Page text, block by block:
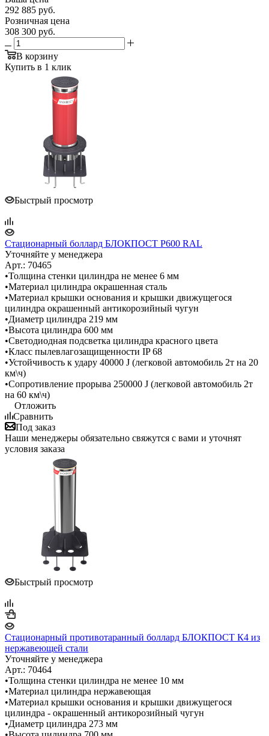
292 885 руб.
Розничная цена
308 300 руб.
В корзину
Купить в 1 клик
Быстрый просмотр
Стационарный боллард БЛОКПОСТ P600 RAL
Уточняйте у менеджера
Арт.: 70465
•Толщина стенки цилиндра не менее 6 мм
•Материал цилиндра окрашенная сталь
•Материал крышки основания и крышки движущегося
цилиндра окрашенный антикорозийный чугун
•Диаметр цилиндра 219 мм
•Высота цилиндра 600 мм
•Светодиодная подсветка цилиндра красного цвета
•Класс пылевлагозащищенности IP 68
•Устойчивость к удару 40000 J (легковой автомобиль 2т на 20
км\ч)
•Сопротивление прорыва 250000 J (легковой автомобиль 2т
на 60 км\ч)
Отложить
Сравнить
Под заказ
Наши менеджеры обязательно свяжутся с вами и уточнят
условия заказа
Быстрый просмотр
Стационарный противотаранный боллард БЛОКПОСТ К4 из
нержавеющей стали
Уточняйте у менеджера
Арт.: 70464
•Толщина стенки цилиндра не менее 10 мм
•Материал цилиндра нержавеющая
•Материал крышки основания и крышки движущегося
цилиндра - окрашенный антикорозийный чугун
•Диаметр цилиндра 273 мм